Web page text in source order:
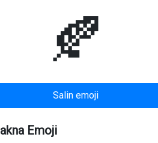
🍂
Salin emoji
Emoji